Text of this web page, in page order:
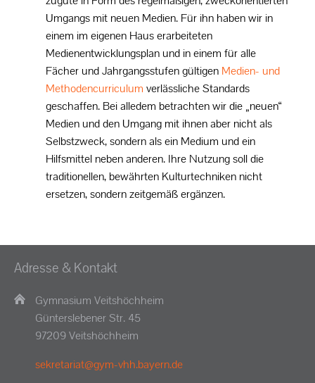
Umgangs mit neuen Medien. Für ihn haben wir in
einem im eigenen Haus erarbeiteten
Medienentwicklungsplan und in einem für alle
Fächer und Jahrgangsstufen gültigen Medien- und
Methodencurriculum verlässliche Standards
geschaffen. Bei alledem betrachten wir die „neuen“
Medien und den Umgang mit ihnen aber nicht als
Selbstzweck, sondern als ein Medium und ein
Hilfsmittel neben anderen. Ihre Nutzung soll die
traditionellen, bewährten Kulturtechniken nicht
ersetzen, sondern zeitgemäß ergänzen.
Adresse & Kontakt
Gymnasium Veitshöchheim
Günterslebener Str. 45
97209 Veitshöchheim
sekretariat@gym-vhh.bayern.de